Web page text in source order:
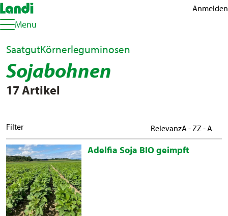
Anmelden
Menu
SaatgutKörnerleguminosen
Sojabohnen
17 Artikel
Filter RelevanzA - ZZ - A
Adelfia Soja BIO geimpft